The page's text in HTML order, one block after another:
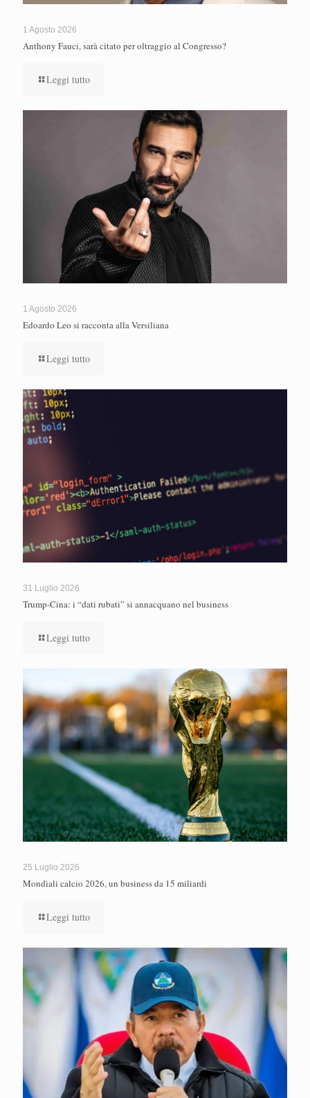
1 Agosto 2026
Anthony Fauci, sarà citato per oltraggio al Congresso?
Leggi tutto
1 Agosto 2026
Edoardo Leo si racconta alla Versiliana
Leggi tutto
31 Luglio 2026
Trump-Cina: i “dati rubati” si annacquano nel business
Leggi tutto
25 Luglio 2026
Mondiali calcio 2026, un business da 15 miliardi
Leggi tutto